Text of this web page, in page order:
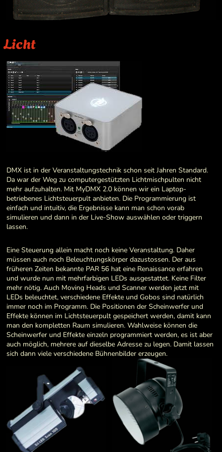
Licht
DMX ist in der Veranstaltungstechnik schon seit Jahren Standard.
Da war der Weg zu computergestützten Lichtmischpulten nicht
mehr aufzuhalten. Mit MyDMX 2.0 können wir ein Laptop-
betriebenes Lichtsteuerpult anbieten. Die Programmierung ist
einfach und intuitiv, die Ergebnisse kann man schon vorab
simulieren und dann in der Live-Show auswählen oder triggern
lassen.
Eine Steuerung allein macht noch keine Veranstaltung. Daher
müssen auch noch Beleuchtungskörper dazustossen. Der aus
früheren Zeiten bekannte PAR 56 hat eine Renaissance erfahren
und wurde nun mit mehrfarbigen LEDs ausgestattet. Keine Filter
mehr nötig. Auch Moving Heads und Scanner werden jetzt mit
LEDs beleuchtet, verschiedene Effekte und Gobos sind natürlich
immer noch im Programm. Die Positionen der Scheinwerfer und
Effekte können im Lichtsteuerpult gespeichert werden, damit kann
man den kompletten Raum simulieren. Wahlweise können die
Scheinwerfer und Effekte einzeln programmiert werden, es ist aber
auch möglich, mehrere auf dieselbe Adresse zu legen. Damit lassen
sich dann viele verschiedene Bühnenbilder erzeugen.